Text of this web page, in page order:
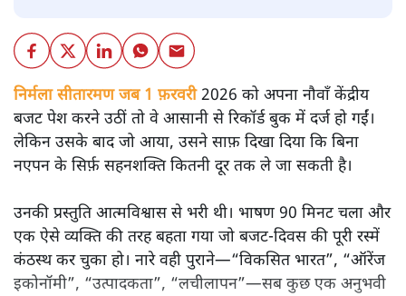
निर्मला सीतारमण जब 1 फ़रवरी2026 को अपना नौवाँ केंद्रीय
बजट पेश करने उठीं तो वे आसानी से रिकॉर्ड बुक में दर्ज हो गईं।
लेकिन उसके बाद जो आया, उसने साफ़ दिखा दिया कि बिना
नएपन के सिर्फ़ सहनशक्ति कितनी दूर तक ले जा सकती है।
उनकी प्रस्तुति आत्मविश्वास से भरी थी। भाषण 90 मिनट चला और
एक ऐसे व्यक्ति की तरह बहता गया जो बजट‑दिवस की पूरी रस्में
कंठस्थ कर चुका हो। नारे वही पुराने—“विकसित भारत”, “ऑरेंज
इकोनॉमी”, “उत्पादकता”, “लचीलापन”—सब कुछ एक अनुभवी